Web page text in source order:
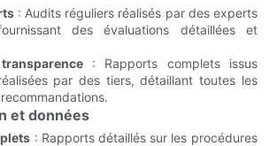
: Audits réguliers réalisés par des experts
des évaluations détaillées et
: Rapports complets issus
par des tiers, détaillant toutes les
et données
: Rapports détaillés sur les procédures